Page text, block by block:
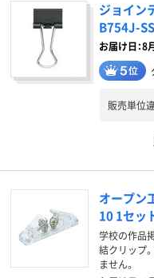
ジョイン
B754J-
お届け日：8
販売単位
オープン
10 1セッ
学校の作品
結クリップ
ません。